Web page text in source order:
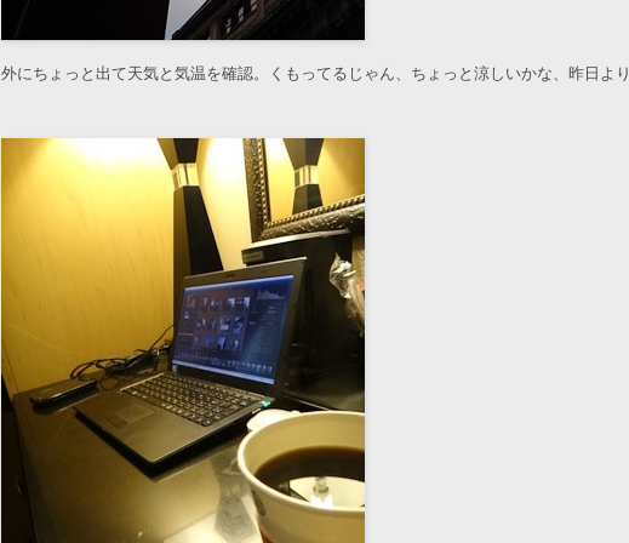
外にちょっと出て天気と気温を確認。くもってるじゃん、ちょっと涼しいかな、昨日より